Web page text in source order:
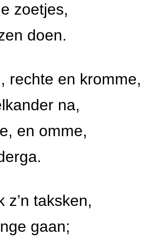
zoetjes,
doen.
rechte en kromme,
na,
en omme,
z’n taksken,
gaan;